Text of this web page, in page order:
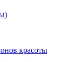
красоты